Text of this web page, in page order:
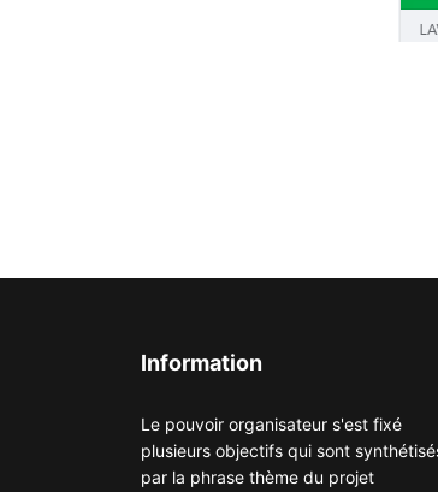
Information
Le pouvoir organisateur s'est fixé
plusieurs objectifs qui sont
par la phrase thème du projet